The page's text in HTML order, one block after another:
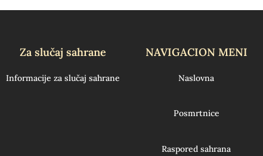
Za slučaj sahrane
Informacije za slučaj sahrane
NAVIGACION MENI
Naslovna
Posmrtnice
Raspored sahrana